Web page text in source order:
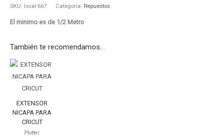
SKU: local-667 Categoría: Repuestos
El minimo es de 1/2 Metro
También te recomendamos…
EXTENSOR
NICAPA PARA
CRICUT
Plotter
EXTENSOR
NICAPA
PARA
CRICUT
cantidad